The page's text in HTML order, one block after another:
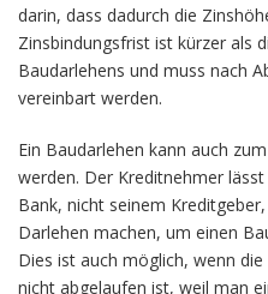
darin, dass dadurch die
Zinsbindungsfrist ist kürzer als
Baudarlehens und muss nach
vereinbart werden.
Ein Baudarlehen kann auch
werden. Der Kreditnehmer
Bank, nicht seinem
Darlehen machen, um einen
Dies ist auch möglich, wenn
nicht abgelaufen ist, weil man